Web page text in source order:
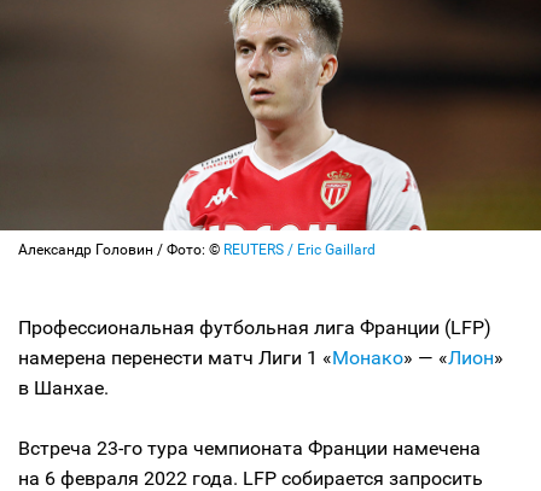
Александр Головин / Фото: © REUTERS / Eric Gaillard
Профессиональная футбольная лига Франции (LFP)
намерена перенести матч Лиги 1 «Монако» — «Лион»
в Шанхае.
Встреча 23-го тура чемпионата Франции намечена
на 6 февраля 2022 года. LFP собирается запросить